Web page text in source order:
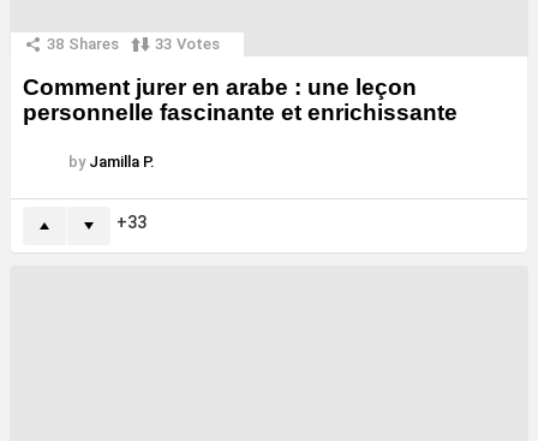
38 Shares 33 Votes
Comment jurer en arabe : une leçon
personnelle fascinante et enrichissante
by Jamilla P.
33